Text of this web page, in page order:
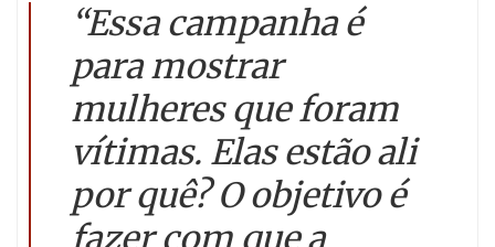
“Essa campanha é
para mostrar
mulheres que foram
vítimas. Elas estão ali
por quê? O objetivo é
fazer com que a